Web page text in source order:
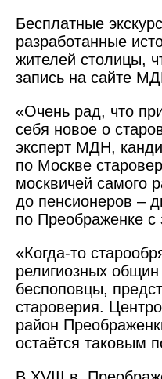
Бесплатные
разработанные
жителей столицы,
запись на сайте
«Очень рад, что
себя новое о
эксперт МДН,
по Москве
москвичей самого
до пенсионеров –
по Преображенке с
«Когда-то
религиозных
беспоповцы,
староверия.
район
остаётся таковым